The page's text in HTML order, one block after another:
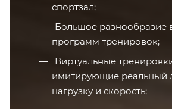
спортзал;
Большое разнообразие
программ тренировок;
Виртуальные
имитирующие реальный
нагрузку и скорость;